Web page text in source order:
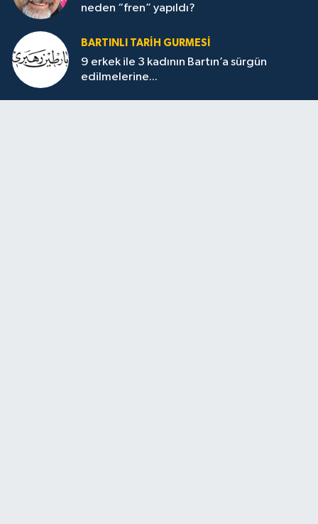
neden “fren” yapıldı?
BARTINLI TARIH GURMESI
9 erkek ile 3 kadının Bartın’a sürgün
edilmelerine...